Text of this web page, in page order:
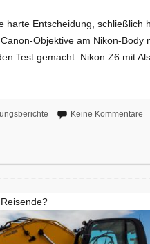
harte Entscheidung, schließlich
Objektive am Nikon-Body
Test gemacht. Nikon Z6 mit
Keine Kommentare